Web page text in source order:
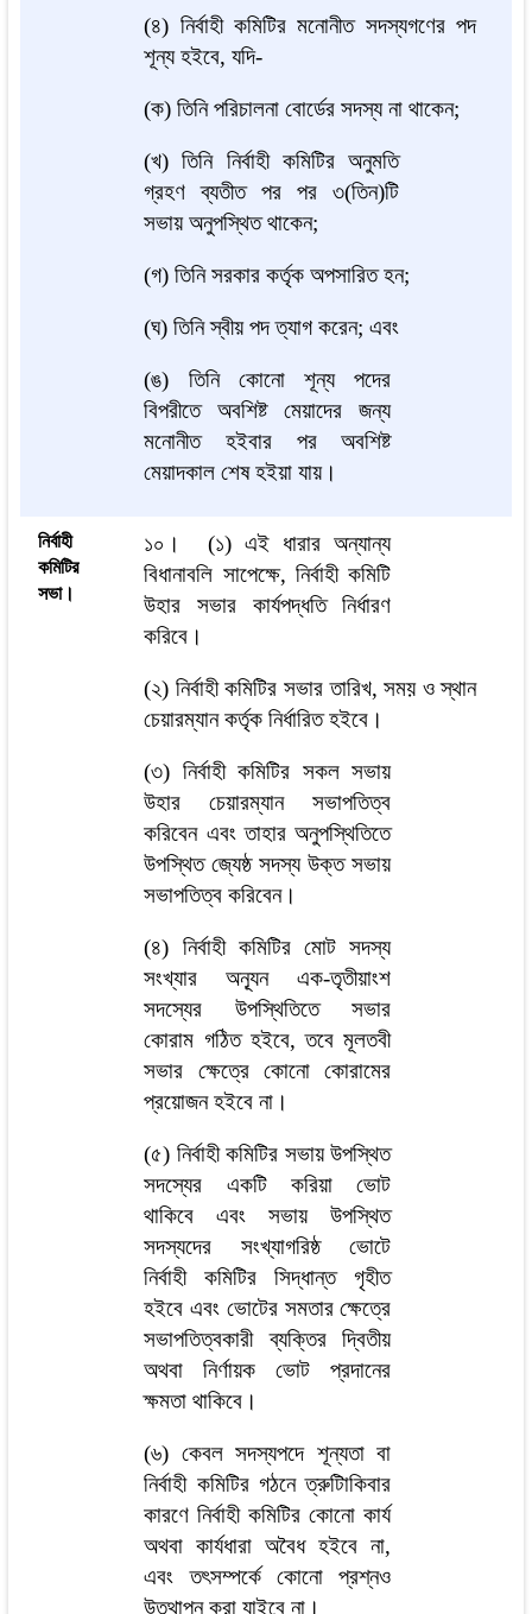
(৪) নির্বাহী কমিটির মনোনীত সদস্যগণের পদ
শূন্য হইবে, যদি-
(ক) তিনি পরিচালনা বোর্ডের সদস্য না থাকেন;
(খ) তিনি নির্বাহী কমিটির অনুমতি
গ্রহণ ব্যতীত পর পর ৩(তিন)টি
সভায় অনুপস্থিত থাকেন;
(গ) তিনি সরকার কর্তৃক অপসারিত হন;
(ঘ) তিনি স্বীয় পদ ত্যাগ করেন; এবং
(ঙ) তিনি কোনো শূন্য পদের
বিপরীতে অবশিষ্ট মেয়াদের জন্য
মনোনীত হইবার পর অবশিষ্ট
মেয়াদকাল শেষ হইয়া যায়।
নির্বাহী
কমিটির
সভা।
১০।
(১) এই ধারার অন্যান্য
বিধানাবলি সাপেক্ষে, নির্বাহী কমিটি
উহার সভার কার্যপদ্ধতি নির্ধারণ
করিবে।
(২) নির্বাহী কমিটির সভার তারিখ, সময় ও স্থান
চেয়ারম্যান কর্তৃক নির্ধারিত হইবে।
(৩) নির্বাহী কমিটির সকল সভায়
উহার চেয়ারম্যান সভাপতিত্ব
করিবেন এবং তাহার অনুপস্থিতিতে
উপস্থিত জ্যেষ্ঠ সদস্য উক্ত সভায়
সভাপতিত্ব করিবেন।
(৪) নির্বাহী কমিটির মোট সদস্য
সংখ্যার অন্যূন এক-তৃতীয়াংশ
সদস্যের উপস্থিতিতে সভার
কোরাম গঠিত হইবে, তবে মূলতবী
সভার ক্ষেত্রে কোনো কোরামের
প্রয়োজন হইবে না।
(৫) নির্বাহী কমিটির সভায় উপস্থিত
সদস্যের একটি করিয়া ভোট
থাকিবে এবং সভায় উপস্থিত
সদস্যদের সংখ্যাগরিষ্ঠ ভোটে
নির্বাহী কমিটির সিদ্ধান্ত গৃহীত
হইবে এবং ভোটের সমতার ক্ষেত্রে
সভাপতিত্বকারী ব্যক্তির দ্বিতীয়
অথবা নির্ণায়ক ভোট প্রদানের
ক্ষমতা থাকিবে।
(৬) কেবল সদস্যপদে শূন্যতা বা
নির্বাহী কমিটির গঠনে ত্রুটিাকিবার
কারণে নির্বাহী কমিটির কোনো কার্য
অথবা কার্যধারা অবৈধ হইবে না,
এবং তৎসম্পর্কে কোনো প্রশ্নও
উত্থাপন করা যাইবে না।